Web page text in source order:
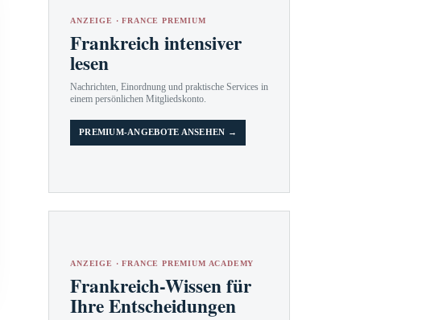
ANZEIGE · FRANCE PREMIUM
Frankreich intensiver
lesen
Nachrichten, Einordnung und praktische Services in
einem persönlichen Mitgliedskonto.
PREMIUM-ANGEBOTE ANSEHEN →
ANZEIGE · FRANCE PREMIUM ACADEMY
Frankreich-Wissen für
Ihre Entscheidungen